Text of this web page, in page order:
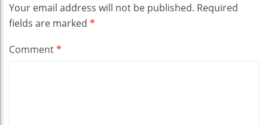
Your email address will not be published. Required
fields are marked *
Comment*